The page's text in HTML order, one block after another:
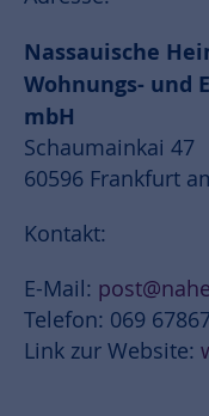
Nassauische
Wohnungs- und
mbH
Schaumainkai 47
60596 Frankfurt
Kontakt:
E-Mail:
Telefon: 069
Link zur Website: